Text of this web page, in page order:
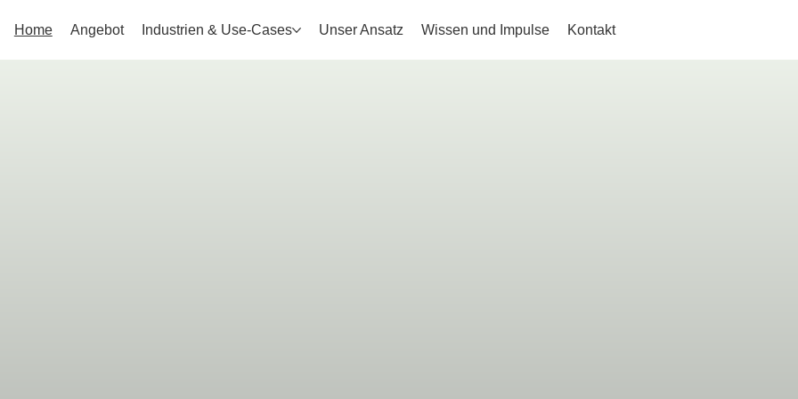
Home Angebot Industrien & Use-Cases Unser Ansatz Wissen und Impulse Kontakt